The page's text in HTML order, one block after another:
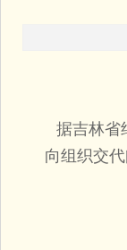
据吉林省
向组织交